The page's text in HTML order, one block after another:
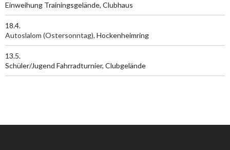
Einweihung Trainingsgelände, Clubhaus
18.4.
Autoslalom (Ostersonntag), Hockenheimring
13.5.
Schüler/Jugend Fahrradturnier, Clubgelände